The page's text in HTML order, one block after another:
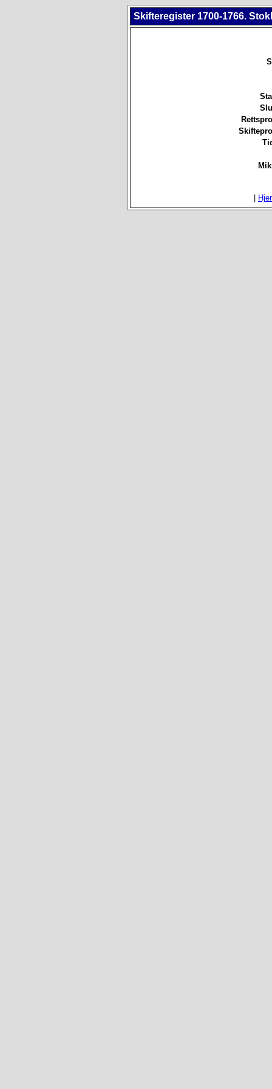
Skifteregister 1700-1766.